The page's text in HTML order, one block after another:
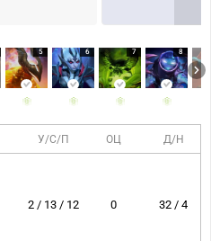
5 6 7 8
У/С/П ОЦ Д/Н
2 / 13 / 12 0 32 / 4